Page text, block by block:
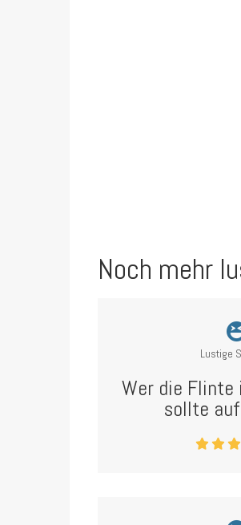
Noch mehr
Lustige
Wer die
sollte